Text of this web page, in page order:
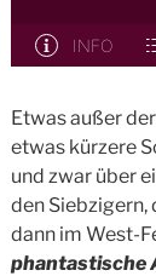
Etwas außer
etwas kürzere
und zwar über
den Siebzigern,
dann im West-
phantastische